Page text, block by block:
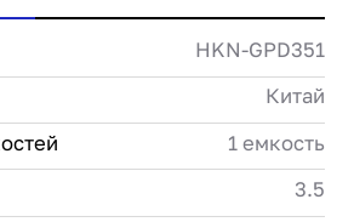
HKN-GPD351
Китай
1 емкость
3.5